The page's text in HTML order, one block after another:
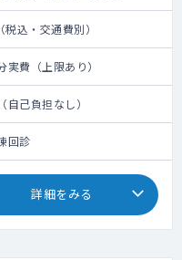
込・交通費別）
実費（上限あり）
自己負担なし）
回診
詳細をみる